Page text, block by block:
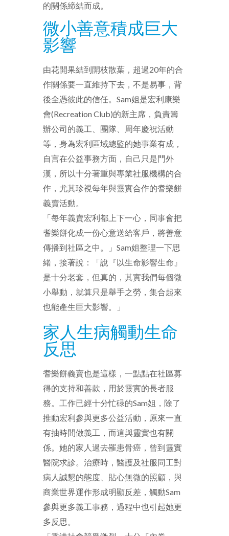
的關係締結而成。
微小善意積成巨大
影響
由花開果結到開枝散葉，超過20年的合
作關係要一直維持下去，不是易事，背
後全憑彼此的信任。Sam姐是宏利康樂
會(Recreation Club)的新主席，負責籌
辦公司的義工、團隊、周年慶祝活動
等，身為宏利區域總監的她事業有成，
自言在公益事務方面，自己只是門外
漢，所以十分著重與專業社服機構的合
作，尤其珍視每年與靈實合作的耆樂餅
義賣活動。
「每年義賣宏利都上下一心，同事會把
耆樂餅化成一份心意送給客戶，將善意
傳播到社區之中。」Sam姐整理一下思
緒，接著說：「說『以生命影響生命』
是十分老套，但真的，其實我們每個微
小舉動，就算只是舉手之勞，集合起來
也能產生巨大影響。」
家人生病觸動生命
反思
耆樂餅義賣也是這樣，一點點在社區募
得的支持和善款，用於靈實的長者服
務。工作已經十分忙碌的Sam姐，除了
推動宏利參與更多公益活動，原來一直
有抽時間做義工，而這與靈實也有關
係。她的家人過去罹患骨癌，曾到靈實
醫院求診。治療時，醫護及社服同工對
病人誠懇的態度、貼心無微的照顧，與
商業世界運作形成明顯反差，觸動Sam
參與更多義工事務，過程中也引起她更
多反思。